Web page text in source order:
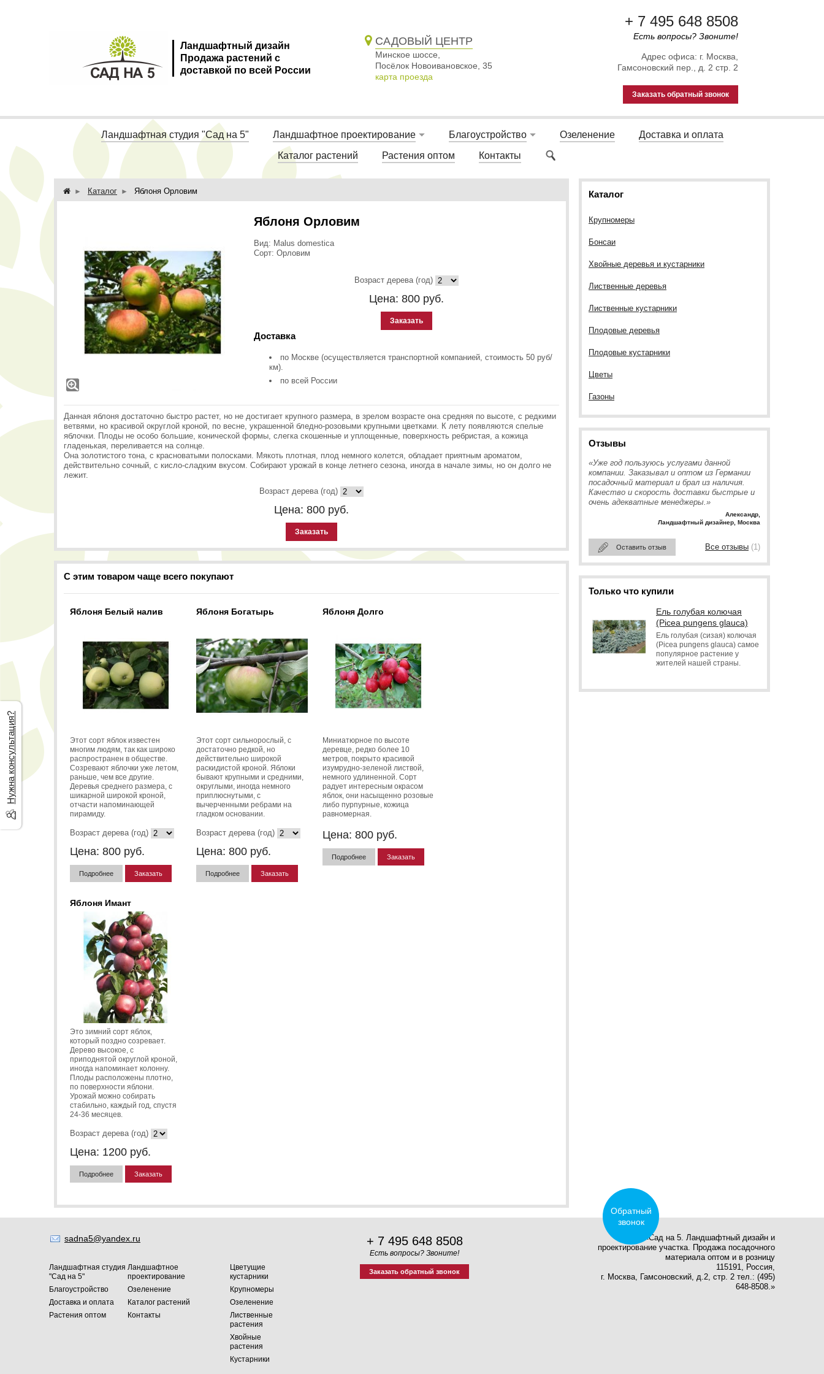
Ландшафтный дизайн
Продажа растений с
доставкой по всей России
САДОВЫЙ ЦЕНТР
Минское шоссе,
Посёлок Новоивановское, 35
карта проезда
+ 7 495 648 8508
Есть вопросы? Звоните!
Адрес офиса: г. Москва,
Гамсоновский пер., д. 2 стр. 2
Заказать обратный звонок
Ландшафтная студия "Сад на 5" Ландшафтное проектирование Благоустройство Озеленение
Доставка и оплата
Каталог растений
Растения оптом Контакты
Каталог
Крупномеры
Бонсаи
Хвойные деревья и кустарники
Лиственные деревья
Лиственные кустарники
Плодовые деревья
Плодовые кустарники
Цветы
Газоны
Отзывы
«Уже год пользуюсь услугами данной
компании. Заказывал и оптом из Германии
посадочный материал и брал из наличия.
Качество и скорость доставки быстрые и
очень адекватные менеджеры.»
Александр
Ландшафтный дизайнер, Москва
Оставить отзыв Все отзывы (1)
Только что купили
Ель голубая колючая
(Picea pungens glauca)
Ель голубая (сизая) колючая
(Picea pungens glauca) самое
популярное растение у
жителей нашей страны.
Каталог Яблоня Орловим
Яблоня Орловим
Вид: Malus domestica
Сорт: Орловим
Возраст дерева (год)
Цена: 800 руб.
Заказать
Доставка
по Москве (осуществляется транспортной компанией, стоимость 50 руб/
км).
по всей России
Данная яблоня достаточно быстро растет, но не достигает крупного размера, в зрелом возрасте она средняя по высоте, с редкими
ветвями, но красивой округлой кроной, по весне, украшенной бледно-розовыми крупными цветками. К лету появляются спелые
яблочки. Плоды не особо большие, конической формы, слегка скошенные и уплощенные, поверхность ребристая, а кожица
гладенькая, переливается на солнце.
Она золотистого тона, с красноватыми полосками. Мякоть плотная, плод немного колется, обладает приятным ароматом,
действительно сочный, с кисло-сладким вкусом. Собирают урожай в конце летнего сезона, иногда в начале зимы, но он долго не
лежит.
Возраст дерева (год)
Цена: 800 руб.
Заказать
С этим товаром чаще всего покупают
Яблоня Белый налив
Этот сорт яблок известен
многим людям, так как широко
распространен в обществе.
Созревают яблочки уже летом,
раньше, чем все другие.
Деревья среднего размера, с
шикарной широкой кроной,
отчасти напоминающей
пирамиду.
Возраст дерева (год)
Цена: 800 руб.
Подробнее Заказать
Яблоня Богатырь
Этот сорт сильнорослый, с
достаточно редкой, но
действительно широкой
раскидистой кроной. Яблоки
бывают крупными и средними,
округлыми, иногда немного
приплюснутыми, с
вычерченными ребрами на
гладком основании.
Возраст дерева (год)
Цена: 800 руб.
Подробнее Заказать
Яблоня Долго
Миниатюрное по высоте
деревце, редко более 10
метров, покрыто красивой
изумрудно-зеленой листвой,
немного удлиненной. Сорт
радует интересным окрасом
яблок, они насыщенно розовые
либо пурпурные, кожица
равномерная.
Цена: 800 руб.
Подробнее Заказать
Яблоня Имант
Это зимний сорт яблок,
который поздно созревает.
Дерево высокое, с
приподнятой округлой кроной,
иногда напоминает колонну.
Плоды расположены плотно,
по поверхности яблони.
Урожай можно собирать
стабильно, каждый год, спустя
24-36 месяцев.
Возраст дерева (год)
Цена: 1200 руб.
Подробнее Заказать
sadna5@yandex.ru
Ландшафтная студия
"Сад на 5"
Ландшафтное
проектирование
Благоустройство
Озеленение
Доставка и оплата
Каталог растений
Растения оптом
Контакты
Цветущие
кустарники
Крупномеры
Озеленение
Лиственные
растения
Хвойные
растения
Кустарники
2026 © «Сад на 5. Ландшафтный дизайн и
проектирование участка. Продажа посадочного
материала оптом и в розницу
115191, Россия,
г. Москва, Гамсоновский, д.2, стр. 2 тел.: (495)
648-8508.»
+ 7 495 648 8508
Есть вопросы? Звоните!
Заказать обратный звонок
Нужна консультация?
Обратный
звонок